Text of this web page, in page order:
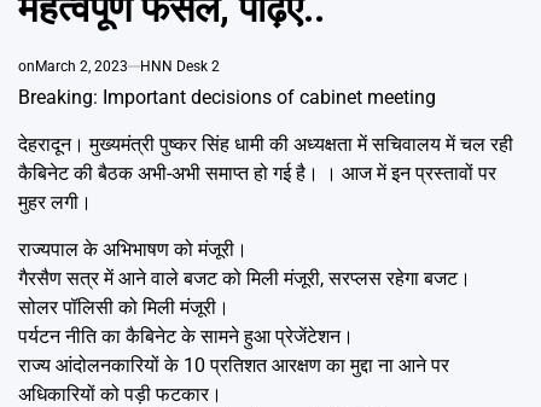
onMarch 2, 2023 HNN Desk 2
Breaking: Important decisions of cabinet meeting
देहरादून। मुख्यमंत्री पुष्कर सिंह धामी की अध्यक्षता में सचिवालय में चल रही
कैबिनेट की बैठक अभी-अभी समाप्त हो गई है। । आज में इन प्रस्तावों पर
मुहर लगी।
राज्यपाल के अभिभाषण को मंजूरी।
गैरसैण सत्र में आने वाले बजट को मिली मंजूरी, सरप्लस रहेगा बजट।
सोलर पॉलिसी को मिली मंजूरी।
पर्यटन नीति का कैबिनेट के सामने हुआ प्रेजेंटेशन।
राज्य आंदोलनकारियों के 10 प्रतिशत आरक्षण का मुद्दा ना आने पर
अधिकारियों को पड़ी फटकार।